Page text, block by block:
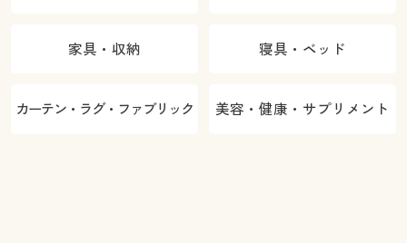
家具・収納 寝具・ベッド
カーテン・ラグ・ファブリック 美容・健康・サプリメント